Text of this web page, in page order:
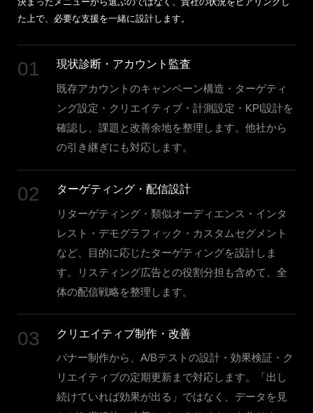
た上で、必要な支援を一緒に設計します。
01 現状診断・アカウント監査
既存アカウントのキャンペーン構造・ターゲティ
ング設定・クリエイティブ・計測設定・KPI設計を
確認し、課題と改善余地を整理します。他社から
の引き継ぎにも対応します。
02 ターゲティング・配信設計
リターゲティング・類似オーディエンス・インタ
レスト・デモグラフィック・カスタムセグメント
など、目的に応じたターゲティングを設計しま
す。リスティング広告との役割分担も含めて、全
体の配信戦略を整理します。
03 クリエイティブ制作・改善
バナー制作から、A/Bテストの設計・効果検証・ク
リエイティブの定期更新まで対応します。「出し
続けていれば効果が出る」ではなく、データを見